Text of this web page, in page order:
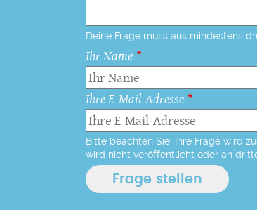
Deine Frage muss aus mindestens
Ihr Name
Ihre E-Mail-Adresse
Bitte beachten Sie: Ihre Frage wird
wird nicht veröffentlicht oder an